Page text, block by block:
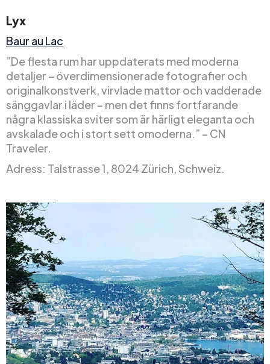
Lyx
Baur au Lac
”De flesta rum har uppdaterats med moderna
detaljer – överdimensionerade fotografier och
originalkonstverk, virvlade mattor och vadderade
sänggavlar i läder – men det finns fortfarande
några klassiska sviter som är härligt eleganta och
avskalade och i stort sett omoderna.” – CN
Traveler.
Adress: Talstrasse 1, 8024 Zürich, Schweiz.